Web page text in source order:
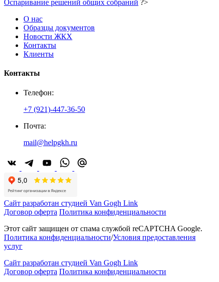
Оспаривание решений общих собраний ?>
О нас
Образцы документов
Новости ЖКХ
Контакты
Клиенты
Контакты
Телефон:
+7 (921)-447-36-50
Почта:
mail@helpgkh.ru
Сайт разработан студией Van Gogh Link
Договор оферта Политика конфиденциальности
Этот сайт защищен от спама службой reCAPTCHA Google.
Политика конфиденциальности/Условия предоставления
услуг
Сайт разработан студией Van Gogh Link
Договор оферта Политика конфиденциальности